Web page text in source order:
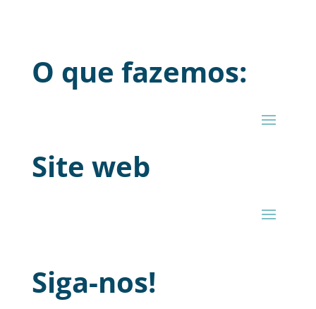
O que fazemos:
Site web
Siga-nos!